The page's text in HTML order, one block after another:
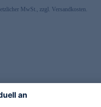
MwSt., zzgl. Versandkosten.